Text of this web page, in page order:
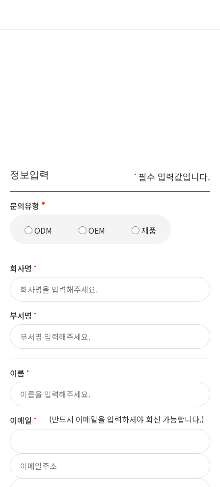
정보입력 필수 입력값입니다.
문의유형
ODM OEM 제품
회사명
부서명
이름
이메일 (반드시 이메일을 입력하셔야 회신 가능합니다.)